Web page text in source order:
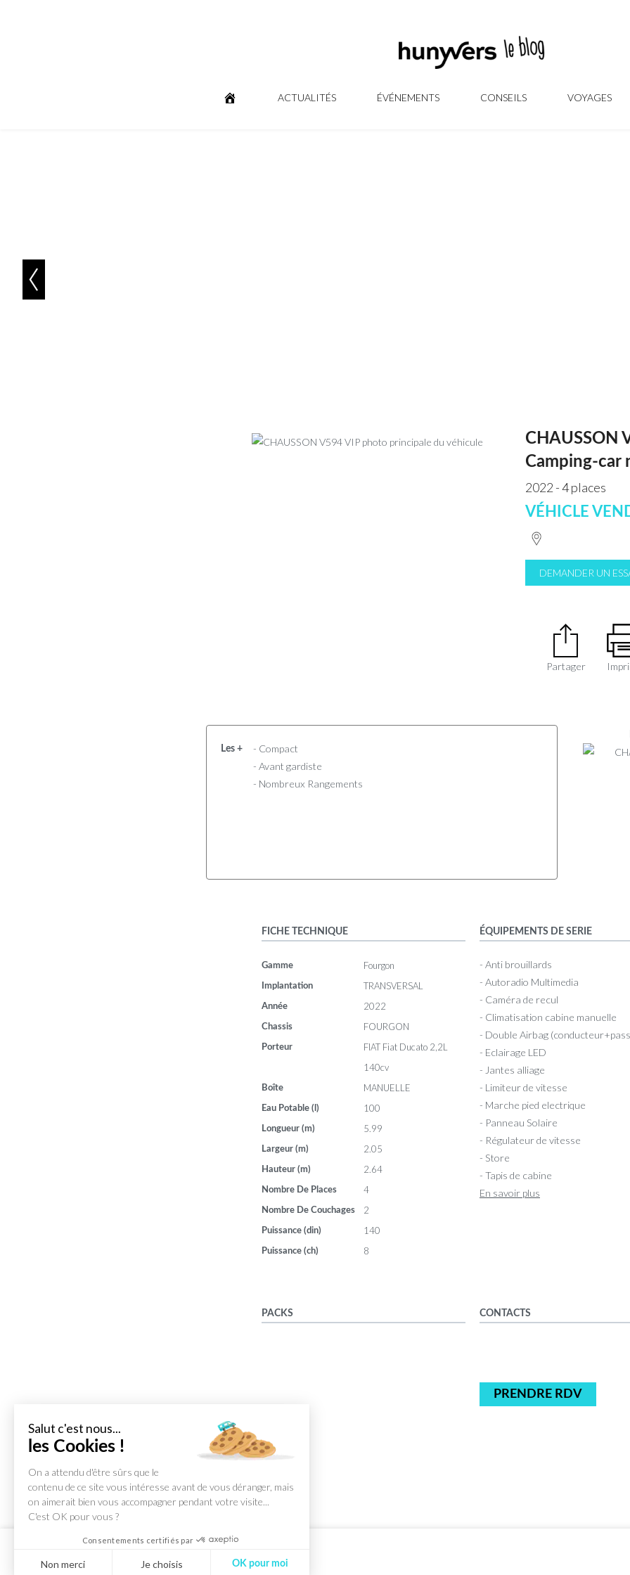
ACTUALITÉS ÉVÉNEMENTS CONSEILS VOYAGES
CHAUSSON
Camping-car
2022 - 4 places
VÉHICLE
DEMANDER UN
Partager
Les +
- Compact
- Avant gardiste
- Nombreux Rangements
FICHE TECHNIQUE
Gamme Fourgon
Implantation TRANSVERSAL
Année 2022
Chassis FOURGON
Porteur
FIAT Fiat Ducato 2,2L
140cv
Boîte MANUELLE
Eau Potable (l) 100
Longueur (m) 5.99
Largeur (m) 2.05
Hauteur (m) 2.64
Nombre De Places 4
Nombre De Couchages 2
Puissance (din) 140
Puissance (ch) 8
ÉQUIPEMENTS DE SERIE
- Anti brouillards
- Autoradio Multimedia
- Caméra de recul
- Climatisation cabine manuelle
- Double Airbag
- Eclairage LED
- Jantes alliage
- Limiteur de vitesse
- Marche pied electrique
- Panneau Solaire
- Régulateur de vitesse
- Store
- Tapis de cabine
En savoir plus
PACKS CONTACTS
PRENDRE RDV
Salut c'est nous...
les Cookies !
On a attendu d'être sûrs que le
contenu de ce site vous intéresse avant de vous déranger, mais
on aimerait bien vous accompagner pendant votre visite...
C'est OK pour vous ?
Consentements certifiés par
Non merci Je choisis OK pour moi